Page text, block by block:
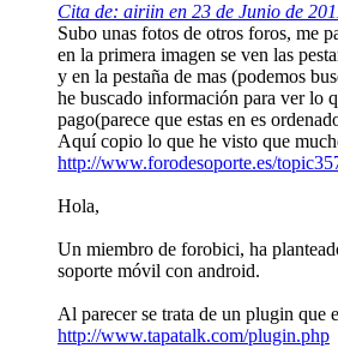
Cita de: airiin en 23 de Junio de
Subo unas fotos de otros foros, me
en la primera imagen se ven las
y en la pestaña de mas (podemos
he buscado información para ver lo
pago(parece que estas en es
Aquí copio lo que he visto que
http://www.forodesoporte.es/
Hola,
Un miembro de forobici, ha
soporte móvil con android.
Al parecer se trata de un plugin que
http://www.tapatalk.com/plugin.php